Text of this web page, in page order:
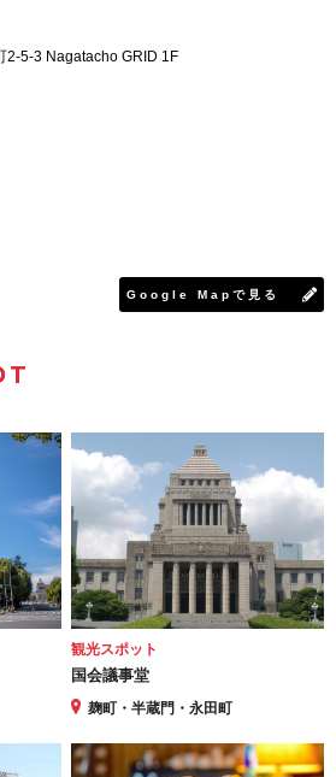
Google Mapで見る
2-5-3 Nagatacho GRID 1F
観光スポット
国会議事堂
麹町・半蔵門・永田町